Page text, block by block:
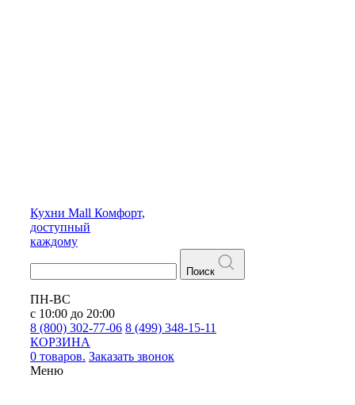
Кухни Mall Комфорт,
доступный
каждому
Поиск
ПН-ВС
с 10:00 до 20:00
8 (800) 302-77-06 8 (499) 348-15-11
КОРЗИНА
0 товаров. Заказать звонок
Меню